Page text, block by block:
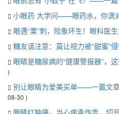
小眼药 大学问——眼药水，你滴
眼遇“栗”刺，险象环生！眼科医
糖友请注意：莫让视力被“甜蜜”
眼睛是糖尿病的“健康警报器”，
)
别让眼睛为爱美买单——一篇文
08-30 )
眼睛红肿痛，当心病毒作祟，切